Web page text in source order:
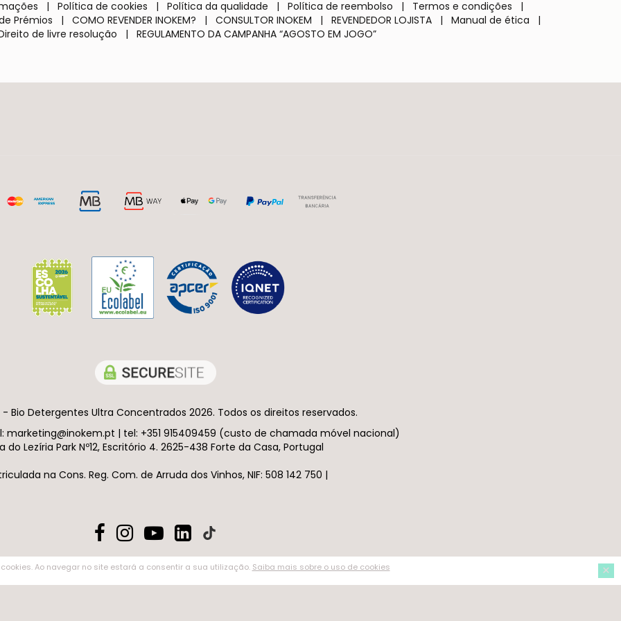
| Política de cookies | Política da qualidade | Política de reembolso | Termos e condições |
Prémios | COMO REVENDER INOKEM? | CONSULTOR INOKEM | REVENDEDOR LOJISTA | Manual de ética |
de livre resolução | REGULAMENTO DA CAMPANHA “AGOSTO EM JOGO”
- Bio Detergentes Ultra Concentrados 2026. Todos os direitos reservados.
marketing@inokem.pt | tel: +351 915409459 (custo de chamada móvel nacional)
do Lezíria Park Nº12, Escritório 4. 2625-438 Forte da Casa, Portugal
na Cons. Reg. Com. de Arruda dos Vinhos, NIF: 508 142 750 |
sua utilização.Saiba mais sobre o uso de cookies Aceitar
cookies. Ao navegar no site estará a consentir a sua utilização. Saiba mais sobre o uso de cookies ×